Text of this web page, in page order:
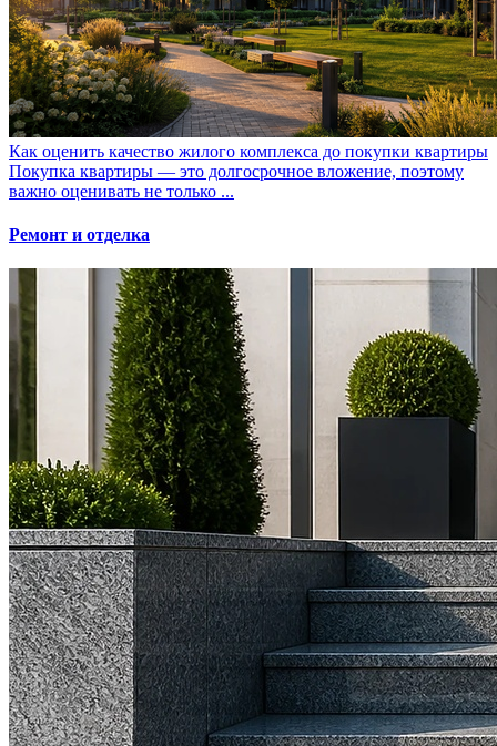
Как оценить качество жилого комплекса до покупки квартиры
Покупка квартиры — это долгосрочное вложение, поэтому
важно оценивать не только ...
Ремонт и отделка